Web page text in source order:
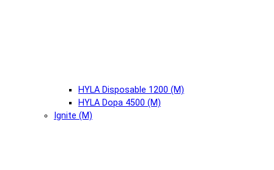
HYLA Disposable 1200 (М)
HYLA Dopa 4500 (М)
Ignite (М)